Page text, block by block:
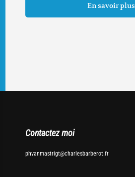
En savoir plus
Contactez moi
phvanmastrigt@charlesbarberot.fr